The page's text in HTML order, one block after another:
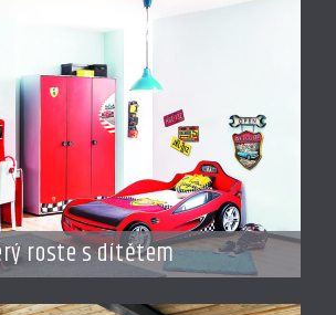
roste s dítětem